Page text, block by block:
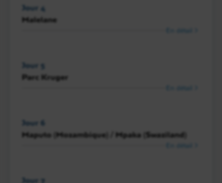
Jour 4
Malelane
Jour 5
Parc Kruger
Jour 6
Maputo (Mozambique) / Mpaka (Swaziland)
Jour 7